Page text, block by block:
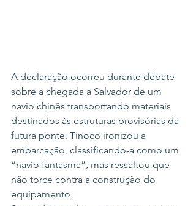
A declaração ocorreu durante debate
sobre a chegada a Salvador de um
navio chinês transportando materiais
destinados às estruturas provisórias da
futura ponte. Tinoco ironizou a
embarcação, classificando-a como um
“navio fantasma”, mas ressaltou que
não torce contra a construção do
equipamento.